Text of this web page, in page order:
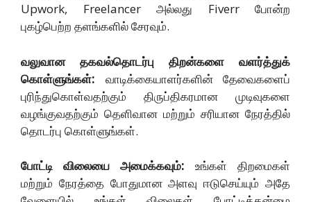
Upwork, Freelancer அல்லது Fiverr போன்ற
புகழ்பெற்ற தளங்களில் சேரவும்.
வலுவான தகவல்தொடர்பு திறன்களை வளர்த்துக்
கொள்ளுங்கள்: வாடிக்கையாளர்களின் தேவைகளைப்
புரிந்துகொள்வதற்கும் திருப்திகரமான முடிவுகளை
வழங்குவதற்கும் தெளிவான மற்றும் சரியான நேரத்தில்
தொடர்பு கொள்ளுங்கள்.
போட்டி விலையை அமைக்கவும்: உங்கள் திறமைகள்
மற்றும் நேரத்தை போதுமான அளவு ஈடுசெய்யும் அதே